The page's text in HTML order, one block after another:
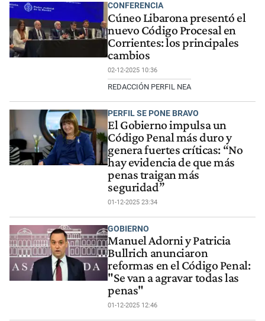
CONFERENCIA
Cúneo Libarona presentó el
nuevo Código Procesal en
Corrientes: los principales
cambios
02-12-2025 10:36
REDACCIÓN PERFIL NEA
PERFIL SE PONE BRAVO
El Gobierno impulsa un
Código Penal más duro y
genera fuertes críticas: “No
hay evidencia de que más
penas traigan más
seguridad”
01-12-2025 23:34
GOBIERNO
Manuel Adorni y Patricia
Bullrich anunciaron
reformas en el Código Penal:
"Se van a agravar todas las
penas"
01-12-2025 12:46